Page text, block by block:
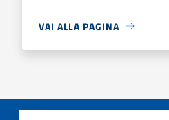
VAI ALLA PAGINA